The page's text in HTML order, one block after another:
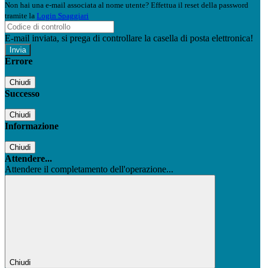
Non hai una e-mail associata al nome utente? Effettua il reset della password
tramite la Login Spaggiari
E-mail inviata, si prega di controllare la casella di posta elettronica!
Errore
Chiudi
Successo
Chiudi
Informazione
Chiudi
Attendere...
Attendere il completamento dell'operazione...
Chiudi